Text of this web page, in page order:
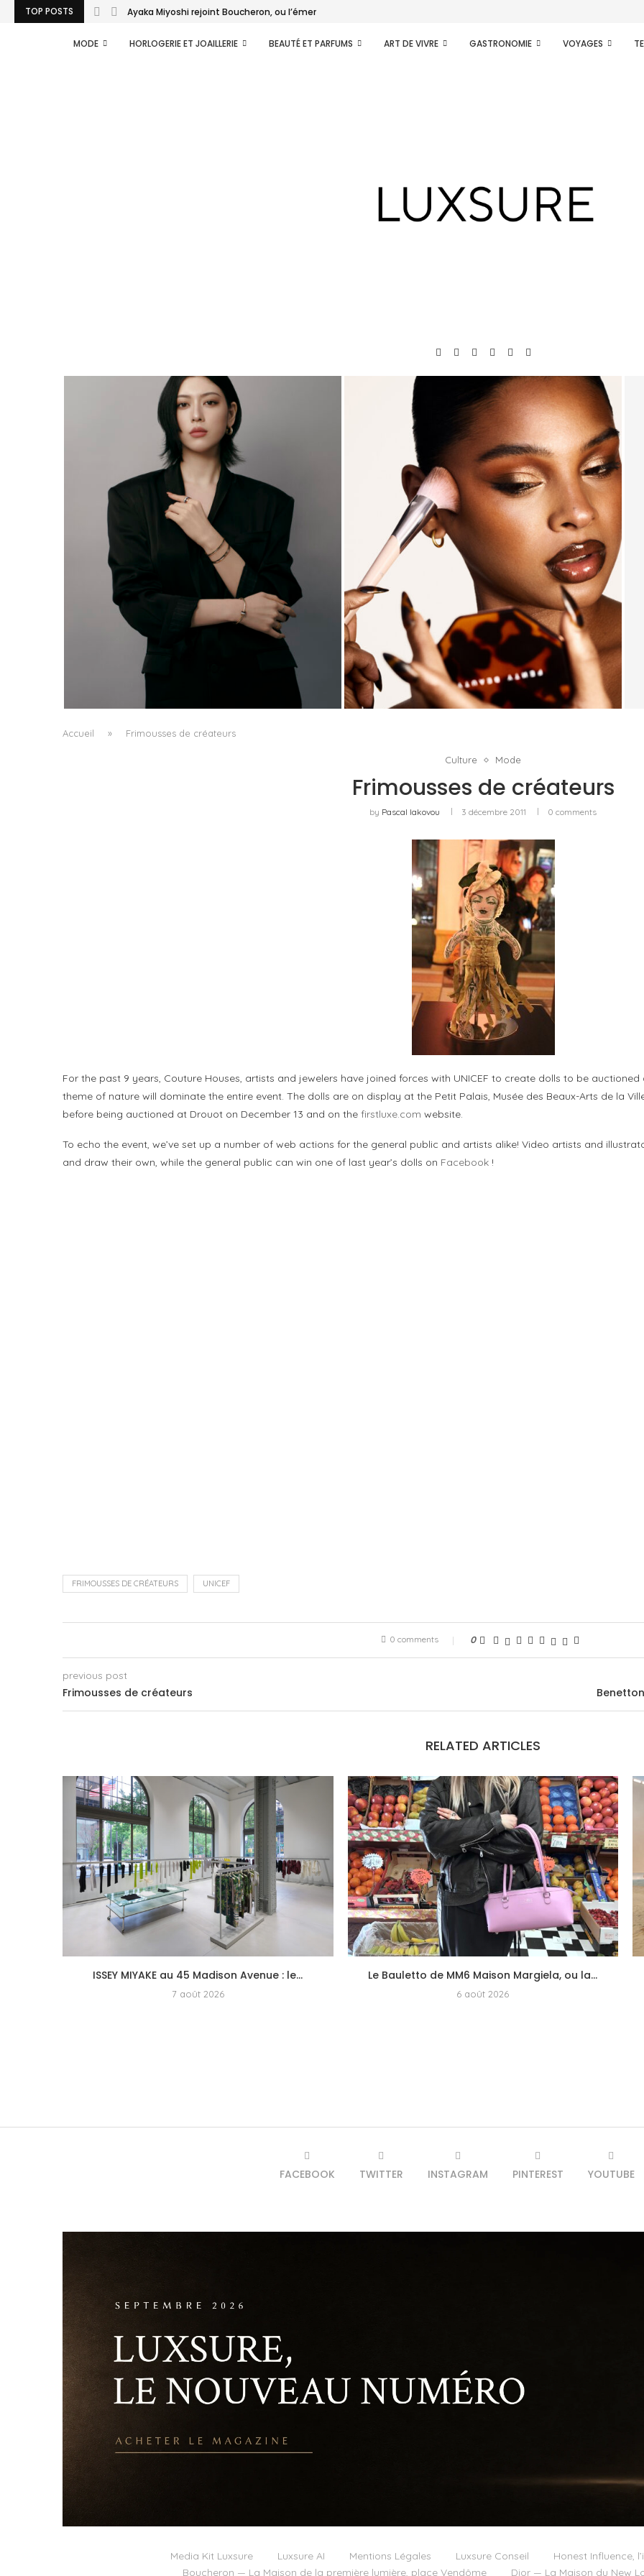
TOP POSTS Ayaka Miyoshi rejoint Boucheron, ou l’émergence d’une nouvelle...
MODE HORLOGERIE ET JOAILLERIE BEAUTÉ ET PARFUMS ART DE VIVRE GASTRONOMIE VOYAGES
AYAKA MIYOSHI REJOINT BOUCHERON, OU
L’ÉMERGENCE D’UNE NOUVELLE
CARTOGRAPHIE CULTURELLE DU LUXE...
FENTY BEAUTY EXPLORE LA TEXTURE COMME
LANGAGE AVEC LE SUN STALK’R SOUFFLÉ...
byPascal Iakovou
Accueil » Frimousses de créateurs
Culture Mode
Frimousses de créateurs
by Pascal Iakovou 3 décembre 2011 0 comments
For the past 9 years, Couture Houses, artists and jewelers have joined forces with UNICEF to create dolls to be
theme of nature will dominate the entire event. The dolls are on display at the Petit Palais, Musée des Beaux-Arts de la
before being auctioned at Drouot on December 13 and on the firstluxe.com website.
To echo the event, we’ve set up a number of web actions for the general public and artists alike! Video artists and
and draw their own, while the general public can win one of last year’s dolls on Facebook !
FRIMOUSSES DE CRÉATEURS UNICEF
0 comments 0
previous post
Frimousses de créateurs
RELATED ARTICLES
ISSEY MIYAKE au 45 Madison Avenue : le...
7 août 2026
Le Bauletto de MM6 Maison Margiela, ou la...
6 août 2026
FACEBOOK TWITTER INSTAGRAM PINTEREST YOUTUBE
Media Kit Luxsure Luxsure AI Mentions Légales Luxsure Conseil Honest Influence,
Boucheron — La Maison de la première lumière, place Vendôme
Dior — La Maison du New